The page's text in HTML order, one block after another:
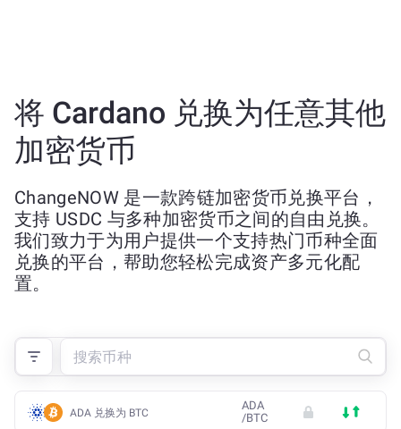
将 Cardano 兑换为任意其他
加密货币
ChangeNOW 是一款跨链加密货币兑换平台，
支持 USDC 与多种加密货币之间的自由兑换。
我们致力于为用户提供一个支持热门币种全面
兑换的平台，帮助您轻松完成资产多元化配
置。
ADA 兑换为 BTC
ADA
/BTC